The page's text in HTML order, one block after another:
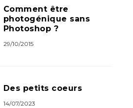
Comment être
photogénique sans
Photoshop ?
29/10/2015
Des petits coeurs
14/07/2023